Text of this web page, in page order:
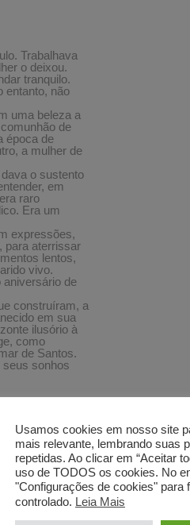
Trabalhava
o deixou.
tranquilo.
entanto, não
uma beleza a
de
época de
a mulher de
o sustento
em
raro
Era um
expressões,
para aterrissar
lentos,
vivo.
aniversário de
construíram, a
em sua
ilusório à
como
de Santos.
sonhos
Next
são
Usamos cookies em nosso site
mais relevante, lembrando suas
repetidas. Ao clicar em “Aceitar
uso de TODOS os cookies. No
"Configurações de cookies" para
controlado. Leia Mais